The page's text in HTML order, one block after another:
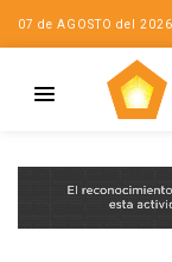
07 de AGOSTO del 2026